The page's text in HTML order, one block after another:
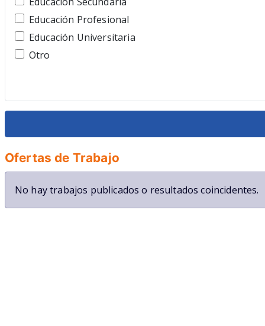
Profesores y Educadores
Publicidad y Marketing
Recepcionista
Ventas
Restauracion
Educación Profesional
Educación Universitaria
Otro
Ofertas de Trabajo
No hay trabajos publicados o resultados coincidentes.